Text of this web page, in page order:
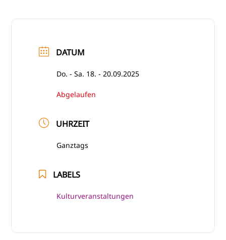
DATUM
Do. - Sa. 18. - 20.09.2025
Abgelaufen
UHRZEIT
Ganztags
LABELS
Kulturveranstaltungen